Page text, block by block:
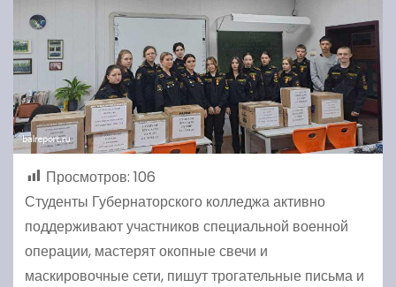
Просмотров: 106
Студенты Губернаторского колледжа активно
поддерживают участников специальной военной
операции, мастерят окопные свечи и
маскировочные сети, пишут трогательные письма и